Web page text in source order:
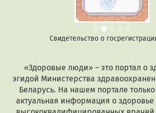
Свидетельство о
«Здоровые люди» – это портал о
эгидой Министерства
Беларусь. На нашем портале
актуальная информация о здоровье